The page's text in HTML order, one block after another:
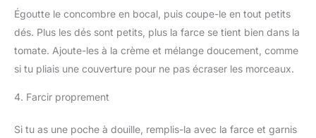
Égoutte le concombre en bocal, puis coupe-le en tout petits
dés. Plus les dés sont petits, plus la farce se tient bien dans la
tomate. Ajoute-les à la crème et mélange doucement, comme
si tu pliais une couverture pour ne pas écraser les morceaux.
4. Farcir proprement
Si tu as une poche à douille, remplis-la avec la farce et garnis